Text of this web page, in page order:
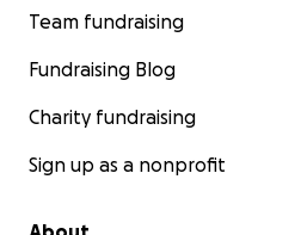
Team fundraising
Fundraising Blog
Charity fundraising
Sign up as a nonprofit